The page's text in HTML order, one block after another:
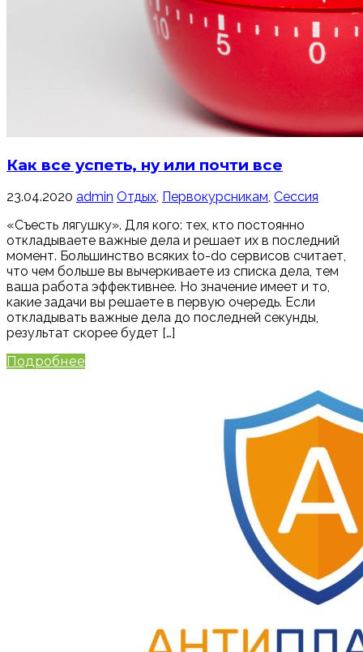
Как все успеть, ну или почти все
23.04.2020 admin Отдых, Первокурсникам, Сессия
«Съесть лягушку». Для кого: тех, кто постоянно
откладываете важные дела и решает их в последний
момент. Большинство всяких to-do сервисов считает,
что чем больше вы вычеркиваете из списка дела, тем
ваша работа эффективнее. Но значение имеет и то,
какие задачи вы решаете в первую очередь. Если
откладывать важные дела до последней секунды,
результат скорее будет […]
Подробнее